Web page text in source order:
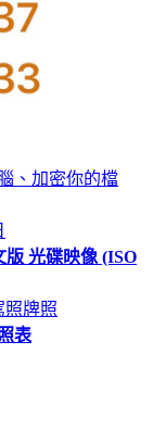
、加密你的檔
版 光碟映像 (ISO
照牌照
表